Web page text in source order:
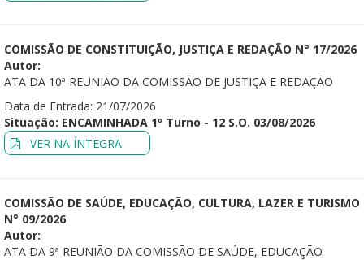
COMISSÃO DE CONSTITUIÇÃO, JUSTIÇA E REDAÇÃO N° 17/2026
Autor:
ATA DA 10ª REUNIÃO DA COMISSÃO DE JUSTIÇA E REDAÇÃO
Data de Entrada: 21/07/2026
Situação: ENCAMINHADA 1º Turno - 12 S.O. 03/08/2026
VER NA ÍNTEGRA
COMISSÃO DE SAÚDE, EDUCAÇÃO, CULTURA, LAZER E TURISMO
N° 09/2026
Autor:
ATA DA 9ª REUNIÃO DA COMISSÃO DE SAÚDE, EDUCAÇÃO